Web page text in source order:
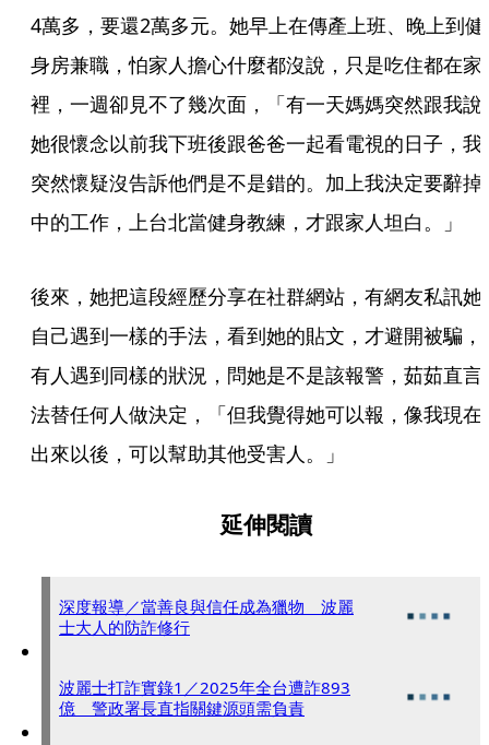
4萬多，要還2萬多元。她早上在傳產上班、晚上到健
身房兼職，怕家人擔心什麼都沒說，只是吃住都在家
裡，一週卻見不了幾次面，「有一天媽媽突然跟我說
她很懷念以前我下班後跟爸爸一起看電視的日子，我
突然懷疑沒告訴他們是不是錯的。加上我決定要辭掉
中的工作，上台北當健身教練，才跟家人坦白。」
後來，她把這段經歷分享在社群網站，有網友私訊她
自己遇到一樣的手法，看到她的貼文，才避開被騙，
有人遇到同樣的狀況，問她是不是該報警，茹茹直言
法替任何人做決定，「但我覺得她可以報，像我現在
出來以後，可以幫助其他受害人。」
延伸閱讀
深度報導／當善良與信任成為獵物 波麗
士大人的防詐修行
波麗士打詐實錄1／2025年全台遭詐893
億 警政署長直指關鍵源頭需負責